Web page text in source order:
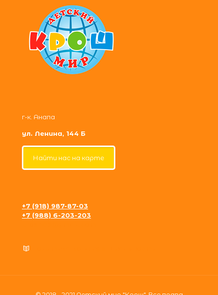
г-к. Анапа
ул. Ленина, 144 Б
Найти нас на карте
+7 (918) 987-87-03
+7 (988) 6-203-203